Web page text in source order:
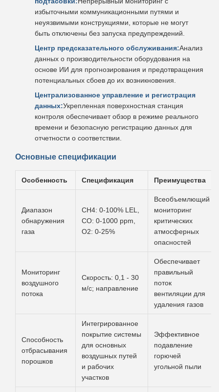
избыточными коммуникационными путями и
неуязвимыми конструкциями, которые не могут
быть отключены без запуска предупреждений.
Центр предсказательного обслуживания:Анализ
данных о производительности оборудования на
основе ИИ для прогнозирования и предотвращения
потенциальных сбоев до их возникновения.
Централизованное управление и регистрация
данных:Укрепленная поверхностная станция
контроля обеспечивает обзор в режиме реального
времени и безопасную регистрацию данных для
отчетности о соответствии.
Основные спецификации
Особенность Спецификация Преимущества
Диапазон
обнаружения
газа
CH4: 0-100% LEL,
CO: 0-1000 ppm,
O2: 0-25%
Всеобъемлющий
мониторинг
критических
атмосферных
опасностей
Мониторинг
воздушного
потока
Скорость: 0,1 - 30
м/с; направление
Обеспечивает
правильный
поток
вентиляции для
удаления газов
Способность
отбрасывания
порошков
Интегрированное
покрытие системы
для основных
воздушных путей
и рабочих
участков
Эффективное
подавление
горючей
угольной пыли